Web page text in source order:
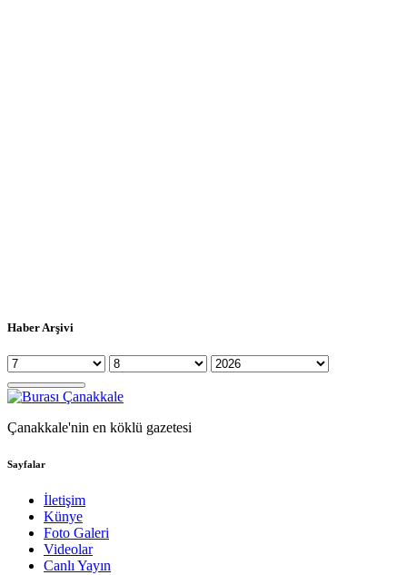
Haber Arşivi
Çanakkale'nin en köklü gazetesi
Sayfalar
İletişim
Künye
Foto Galeri
Videolar
Canlı Yayın